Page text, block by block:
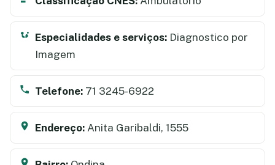
Especialidades e serviços: Diagnostico por
Imagem
Telefone: 71 3245-6922
Endereço: Anita Garibaldi, 1555